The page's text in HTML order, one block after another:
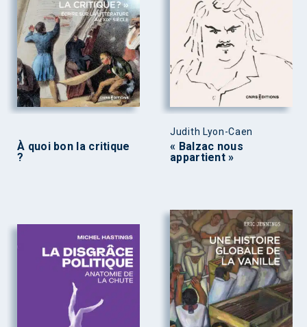
À quoi bon la critique
?
Judith Lyon-Caen
« Balzac nous
appartient »